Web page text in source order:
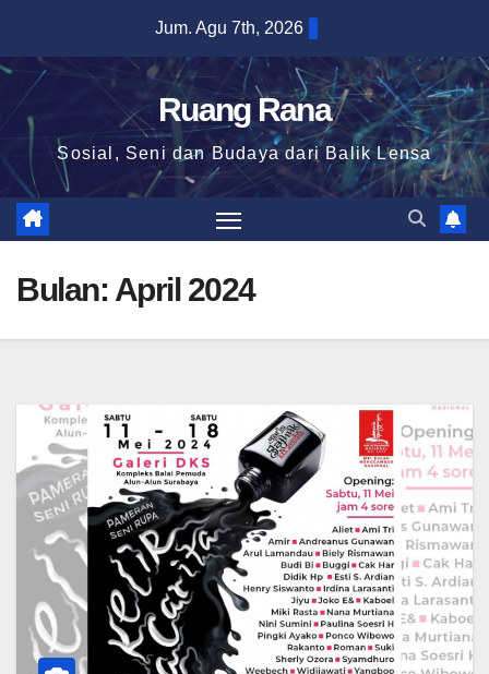
content
Jum. Agu 7th, 2026
Ruang Rana
Sosial, Seni dan Budaya dari Balik Lensa
Bulan: April 2024